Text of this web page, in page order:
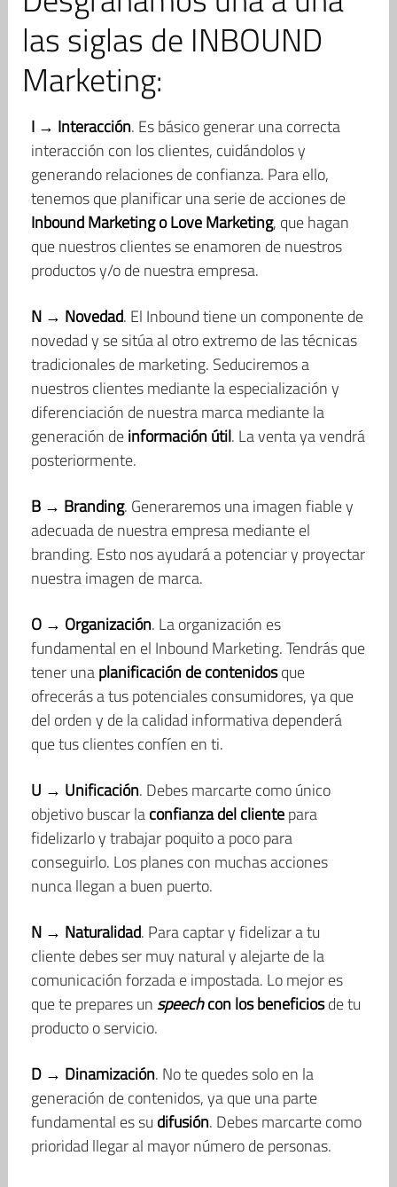
las siglas de INBOUND
Marketing:
I → Interacción. Es básico generar una correcta
interacción con los clientes, cuidándolos y
generando relaciones de confianza. Para ello,
tenemos que planificar una serie de acciones de
Inbound Marketing o Love Marketing, que hagan
que nuestros clientes se enamoren de nuestros
productos y/o de nuestra empresa.
N → Novedad. El Inbound tiene un componente de
novedad y se sitúa al otro extremo de las técnicas
tradicionales de marketing. Seduciremos a
nuestros clientes mediante la especialización y
diferenciación de nuestra marca mediante la
generación deinformación útil. La venta ya vendrá
posteriormente.
B → Branding. Generaremos una imagen fiable y
adecuada de nuestra empresa mediante el
branding. Esto nos ayudará a potenciar y proyectar
nuestra imagen de marca.
O → Organización. La organización es
fundamental en el Inbound Marketing. Tendrás que
tener unaplanificación de contenidosque
ofrecerás a tus potenciales consumidores, ya que
del orden y de la calidad informativa dependerá
que tus clientes confíen en ti.
U → Unificación. Debes marcarte como único
objetivo buscar laconfianza del clientepara
fidelizarlo y trabajar poquito a poco para
conseguirlo. Los planes con muchas acciones
nunca llegan a buen puerto.
N → Naturalidad. Para captar y fidelizar a tu
cliente debes ser muy natural y alejarte de la
comunicación forzada e impostada. Lo mejor es
que te prepares un speechcon los beneficiosde tu
producto o servicio.
D → Dinamización. No te quedes solo en la
generación de contenidos, ya que una parte
fundamental es su difusión. Debes marcarte como
prioridad llegar al mayor número de personas.